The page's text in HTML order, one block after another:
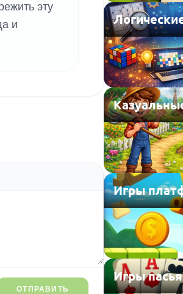
эту
и
ОТПРАВИТЬ
Игры
Игры